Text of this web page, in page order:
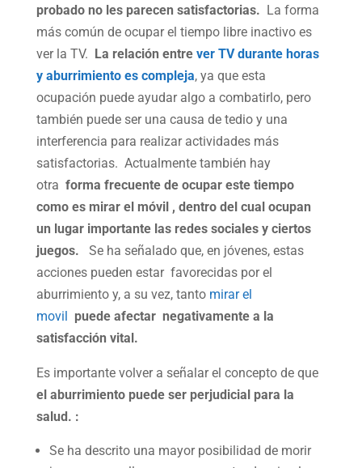
probado no les parecen satisfactorias. La forma
más común de ocupar el tiempo libre inactivo es
ver la TV. La relación entre ver TV durante horas
y aburrimiento es compleja, ya que esta
ocupación puede ayudar algo a combatirlo, pero
también puede ser una causa de tedio y una
interferencia para realizar actividades más
satisfactorias. Actualmente también hay
otra forma frecuente de ocupar este tiempo
como es mirar el móvil , dentro del cual ocupan
un lugar importante las redes sociales y ciertos
juegos.
Se ha señalado que, en jóvenes, estas
acciones pueden estar favorecidas por el
aburrimiento y, a su vez, tantomirar el
movil puede afectar negativamente a la
satisfacción vital.
Es importante volver a señalar el concepto de que
el aburrimiento puede ser perjudicial para la
salud. :
Se ha descrito una mayor posibilidad de morir